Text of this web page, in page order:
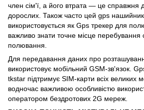
член сім'ї, а його втрата — це справжня
дорослих. Також часто цей gps
використовується як Gps трекер для
важливо знати точне місце перебування
полювання.
Для передавання даних про
використовує мобільний GSM-зв'язок.
tkstar підтримує SIM-карти всіх великих
водночас важливою особливістю
оператором бездротових 2G мереж.